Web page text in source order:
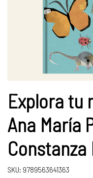
Explora tu
Ana María
SKU: 9789563641363